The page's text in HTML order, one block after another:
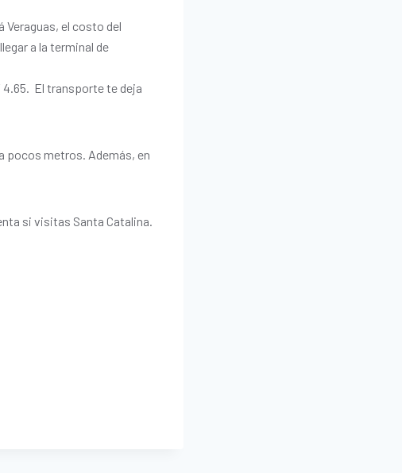
Veraguas, el costo del
a la terminal de
4.65. El transporte te deja
pocos metros. Además, en
si visitas Santa Catalina.